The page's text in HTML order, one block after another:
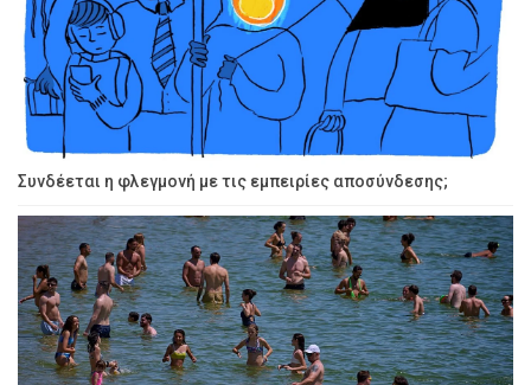
Συνδέεται η φλεγμονή με τις εμπειρίες αποσύνδεσης;